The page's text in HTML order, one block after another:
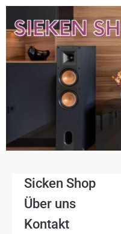
Sicken Shop
Über uns
Kontakt